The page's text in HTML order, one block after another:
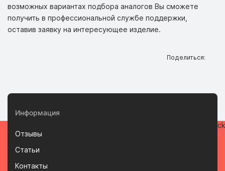
возможных вариантах подбора аналогов Вы сможете
получить в профессиональной службе поддержки,
оставив заявку на интересующее изделие.
Поделиться:
Информация
Отзывы
Статьи
Контакты